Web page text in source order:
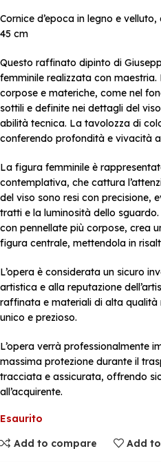
Cornice d’epoca in legno e
45 cm
Questo raffinato dipinto di
femminile realizzata con
corpose e materiche, come nel
sottili e definite nei dettagli del
abilità tecnica. La tavolozza di
conferendo profondità e vivacità
La figura femminile è
contemplativa, che cattura
del viso sono resi con precisione,
tratti e la luminosità dello
con pennellate più corpose, crea
figura centrale, mettendola in
L’opera è considerata un sicuro
artistica e alla reputazione
raffinata e materiali di alta qualità
unico e prezioso.
L’opera verrà professionalmente
massima protezione durante il
tracciata e assicurata, offrendo
all’acquirente.
Esaurito
Add to compare
Add